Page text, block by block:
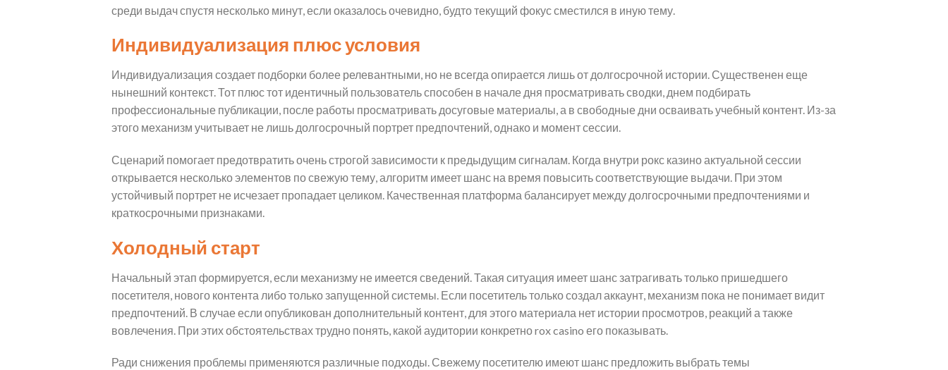
среди выдач спустя несколько минут, если оказалось очевидно, будто текущий фокус сместился в иную тему.
Индивидуализация плюс условия
Индивидуализация создает подборки более релевантными, но не всегда опирается лишь от долгосрочной истории. Существенен еще
нынешний контекст. Тот плюс тот идентичный пользователь способен в начале дня просматривать сводки, днем подбирать
профессиональные публикации, после работы просматривать досуговые материалы, а в свободные дни осваивать учебный контент. Из-за
этого механизм учитывает не лишь долгосрочный портрет предпочтений, однако и момент сессии.
Сценарий помогает предотвратить очень строгой зависимости к предыдущим сигналам. Когда внутри рокс казино актуальной сессии
открывается несколько элементов по свежую тему, алгоритм имеет шанс на время повысить соответствующие выдачи. При этом
устойчивый портрет не исчезает пропадает целиком. Качественная платформа балансирует между долгосрочными предпочтениями и
краткосрочными признаками.
Холодный старт
Начальный этап формируется, если механизму не имеется сведений. Такая ситуация имеет шанс затрагивать только пришедшего
посетителя, нового контента либо только запущенной системы. Если посетитель только создал аккаунт, механизм пока не понимает видит
предпочтений. В случае если опубликован дополнительный контент, для этого материала нет истории просмотров, реакций а также
вовлечения. При этих обстоятельствах трудно понять, какой аудитории конкретно rox casino его показывать.
Ради снижения проблемы применяются различные подходы. Свежему посетителю имеют шанс предложить выбрать темы